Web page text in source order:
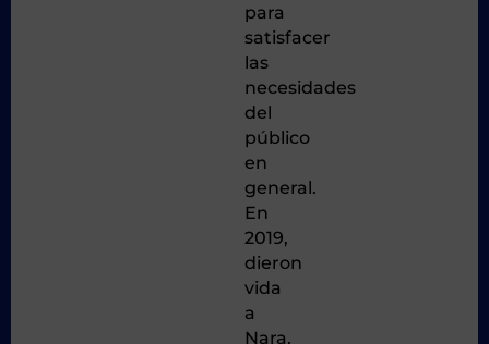
para
satisfacer
las
necesidades
del
público
en
general.
En
2019,
dieron
vida
a
Nara,